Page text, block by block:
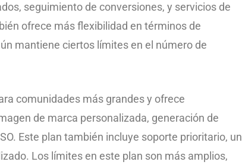
seguimiento de conversiones, y servicios de
ofrece más flexibilidad en términos de
mantiene ciertos límites en el número de
comunidades más grandes y ofrece
de marca personalizada, generación de
Este plan también incluye soporte prioritario, un
Los límites en este plan son más amplios,